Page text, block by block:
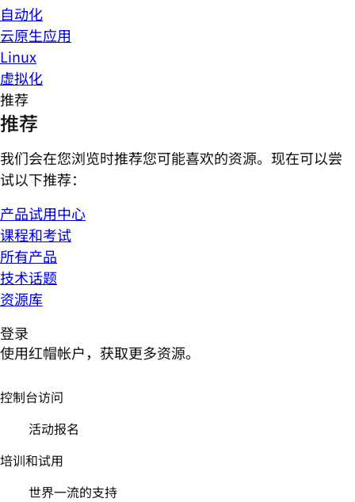
自动化
云原生应用
Linux
虚拟化
推荐
推荐
我们会在您浏览时推荐您可能喜欢的资源。现在可以尝
试以下推荐：
产品试用中心
课程和考试
所有产品
技术话题
资源库
登录
使用红帽帐户，获取更多资源。
控制台访问
活动报名
培训和试用
世界一流的支持